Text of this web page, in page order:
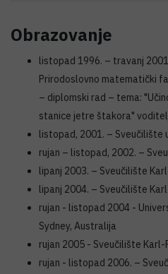
Obrazovanje
listopad 1996. – travanj
Prirodoslovno matematički
– diplomski rad – tema:
stanice jetre štakora"
listopad, 2001. – Sveučilište
rujan – listopad, 2002. –
lipanj 2003. – Sveučilište
lipanj 2004. – Sveučilište
rujan - listopad 2004 -
Sydney, Australija
rujan 2005 - Sveučilište
rujan - listopad 2006. –